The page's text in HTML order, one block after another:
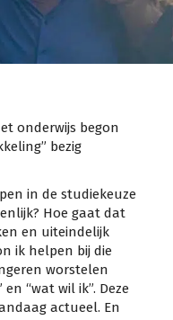
onderwijs begon
bezig
in de studiekeuze
Hoe gaat dat
en uiteindelijk
ik helpen bij die
worstelen
en “wat wil ik”. Deze
actueel. En